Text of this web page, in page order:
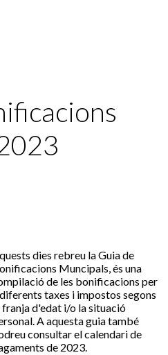
dies rebreu la Guia de
Muncipals, és una
de les bonificacions per
taxes i impostos segons
franja d'edat i/o la situació
A aquesta guia també
consultar el calendari de
de 2023.